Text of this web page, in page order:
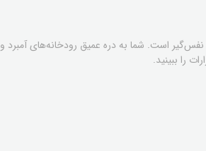
مطلقاً نفس‌گیر است. شما به دره عمیق رودخانه‌های آمبرد و
را ببینید.